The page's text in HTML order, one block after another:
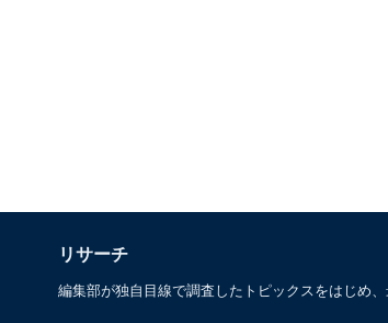
リサーチ
編集部が独自目線で調査したトピックスをはじめ